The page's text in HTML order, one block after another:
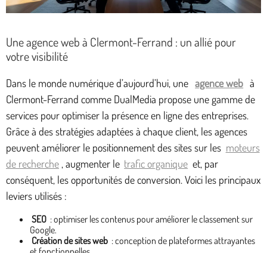
Une agence web à Clermont-Ferrand : un allié pour
votre visibilité
Dans le monde numérique d’aujourd’hui, une agence web à
Clermont-Ferrand comme DualMedia propose une gamme de
services pour optimiser la présence en ligne des entreprises.
Grâce à des stratégies adaptées à chaque client, les agences
peuvent améliorer le positionnement des sites sur les moteurs
de recherche , augmenter le trafic organique et, par
conséquent, les opportunités de conversion. Voici les principaux
leviers utilisés :
SEO : optimiser les contenus pour améliorer le classement sur
Google.
Création de sites web : conception de plateformes attrayantes